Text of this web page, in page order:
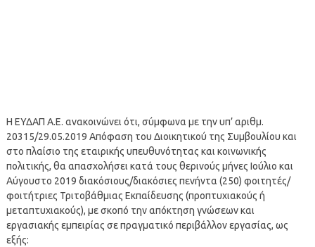
Η ΕΥΔΑΠ Α.Ε. ανακοινώνει ότι, σύμφωνα με την υπ’ αριθμ.
20315/29.05.2019 Απόφαση του Διοικητικού της Συμβουλίου και
στο πλαίσιο της εταιρικής υπευθυνότητας και κοινωνικής
πολιτικής, θα απασχολήσει κατά τους θερινούς μήνες Ιούλιο και
Αύγουστο 2019 διακόσιους/διακόσιες πενήντα (250) φοιτητές/
φοιτήτριες Τριτοβάθμιας Εκπαίδευσης (προπτυχιακούς ή
μεταπτυχιακούς), με σκοπό την απόκτηση γνώσεων και
εργασιακής εμπειρίας σε πραγματικό περιβάλλον εργασίας, ως
εξής: